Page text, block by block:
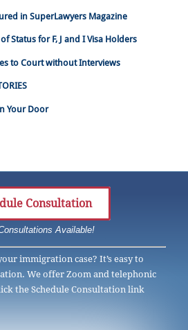
in SuperLawyers Magazine
Status for F, J and I Visa Holders
to Court without Interviews
Your Door
Consultation
Available!
immigration case? It’s easy to
We offer Zoom and telephonic
the Schedule Consultation link